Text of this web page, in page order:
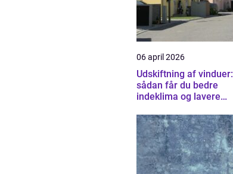
06 april 2026
Udskiftning af vinduer:
sådan får du bedre
indeklima og lavere